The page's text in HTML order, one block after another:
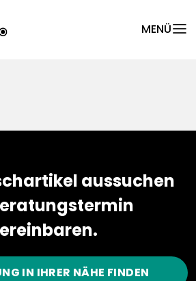
MENÜmenu
aussuchen
IN IHRER NÄHE FINDEN